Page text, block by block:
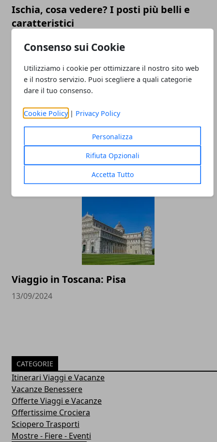
Consenso sui Cookie
Utilizziamo i cookie per ottimizzare il nostro sito web
e il nostro servizio. Puoi scegliere a quali categorie
dare il tuo consenso.
Cookie Policy | Privacy Policy
Personalizza
Rifiuta Opzionali
Accetta Tutto
Ischia, cosa vedere? I posti più belli e
caratteristici
Itinerario di Tre Giorni a Firenze: Musei,
Locali e Ristoranti da Non Perdere
Viaggio in Toscana: Pisa
13/09/2024
CATEGORIE
Itinerari Viaggi e Vacanze
Vacanze Benessere
Offerte Viaggi e Vacanze
Offertissime Crociera
Sciopero Trasporti
Mostre - Fiere - Eventi